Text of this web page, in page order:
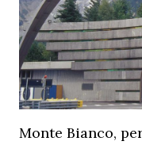
Monte Bianco,